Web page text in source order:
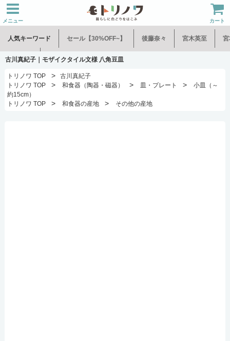
メニュー カート
人気キーワード セール【30%OFF~】 後藤奈々 宮木英至 宮
水谷和音 児玉修治
古川真紀子｜モザイクタイル文様 八角豆皿
トリノワ TOP >
古川真紀子
トリノワ TOP
> 和食器（陶器・磁器） > 皿・プレート >
小皿（～
約15cm）
トリノワ TOP
> 和食器の産地 > その他の産地